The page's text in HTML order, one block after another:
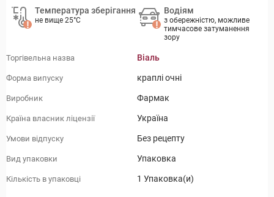
Температура зберігання
не вище 25°C
Водіям
з обережністю, можливе
тимчасове затуманення
зору
Торгівельна назва Віаль
Форма випуску краплі очні
Виробник Фармак
Країна власник ліцензії Україна
Умови відпуску Без рецепту
Вид упаковки Упаковка
Кількість в упаковці 1 Упаковка(и)